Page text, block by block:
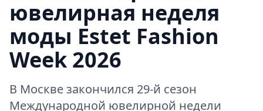
ювелирная неделя
моды Estet Fashion
Week 2026
В Москве закончился 29-й сезон
Международной ювелирной недели